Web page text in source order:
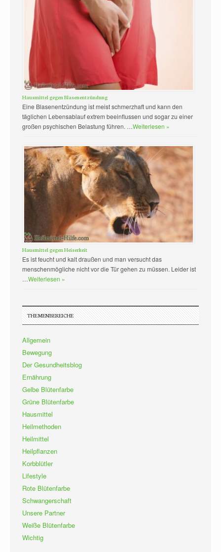
Hausmittel gegen Blasenentzündung
Eine Blasenentzündung ist meist schmerzhaft und kann den
täglichen Lebensablauf extrem beeinflussen und sogar zu einer
großen psychischen Belastung führen. …Weiterlesen »
Hausmittel gegen Heiserkeit
Es ist feucht und kalt draußen und man versucht das
menschenmögliche nicht vor die Tür gehen zu müssen. Leider ist
…Weiterlesen »
THEMENBEREICHE
Allgemein
Bewegung
Der Gesundheitsblog
Ernährung
Gelbe Blütenfarbe
Grüne Blütenfarbe
Hausmittel
Heilmethoden
Heilmittel
Heilpflanzen
Korbblütler
Lifestyle
Rote Blütenfarbe
Schwangerschaft
Unsere Partner
Weiße Blütenfarbe
Wichtig